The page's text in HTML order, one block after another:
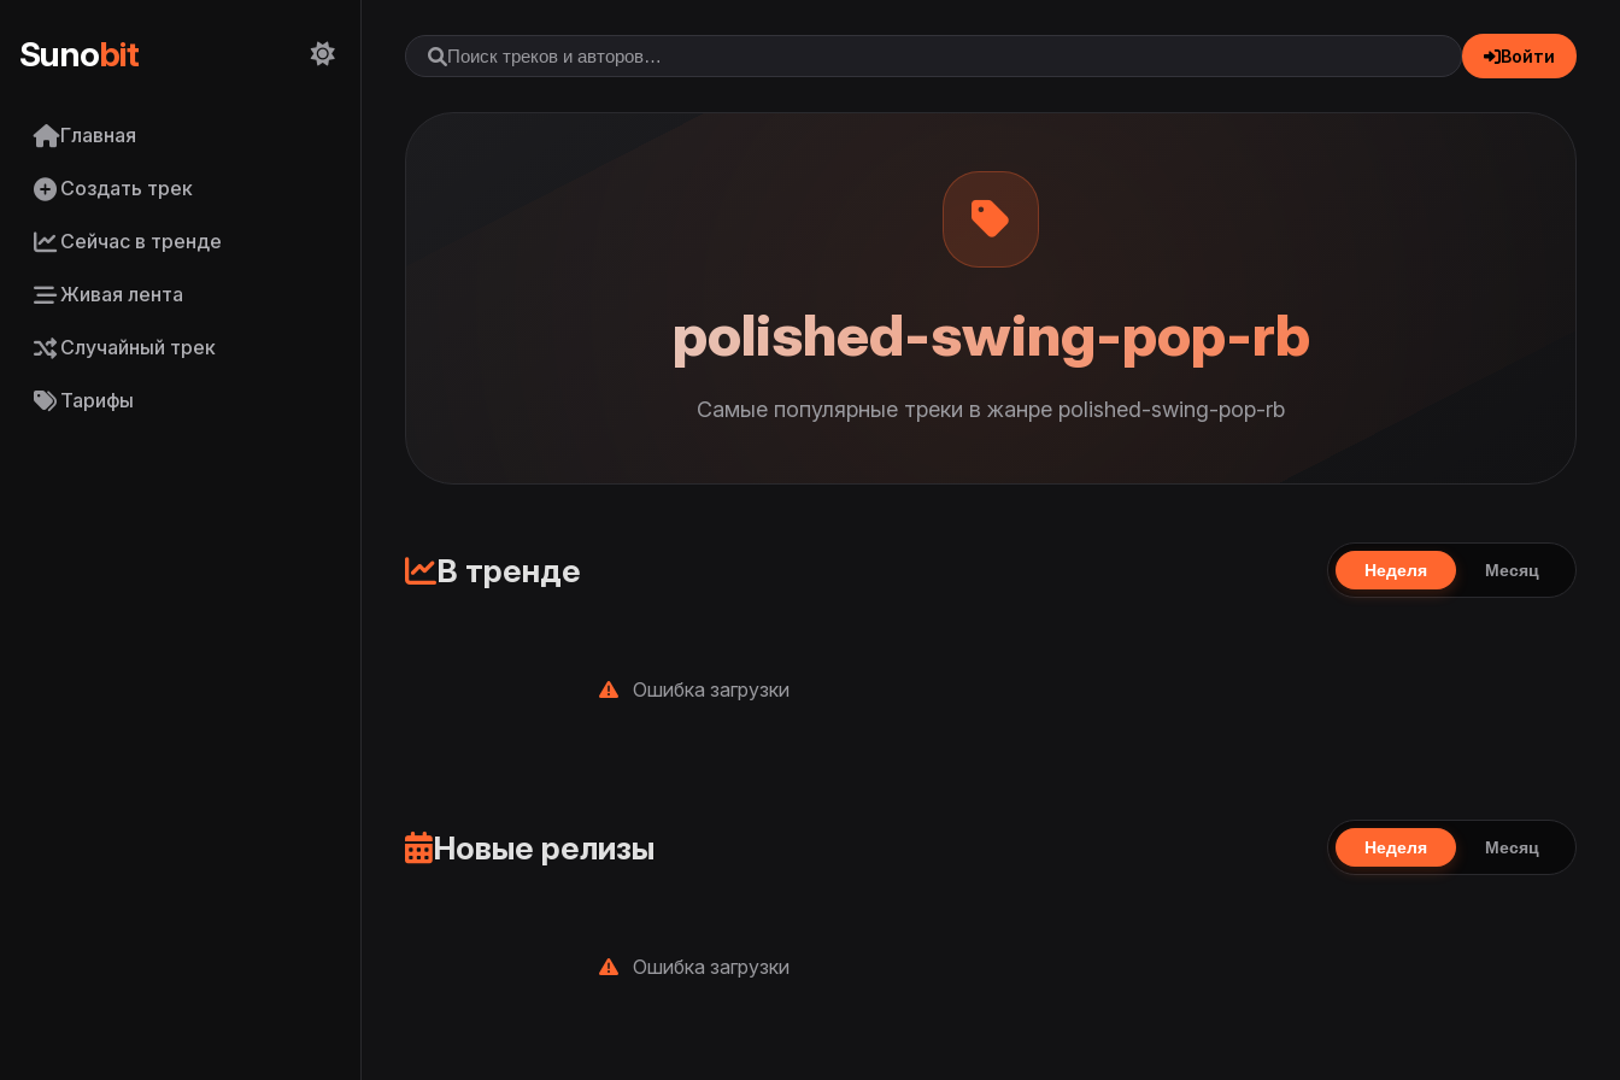
Sunobit
Главная
Создать трек
Сейчас в тренде
Живая лента
Случайный трек
Тарифы
Войти
polished-swing-pop-rb
Самые популярные треки в жанре polished-swing-pop-rb
В тренде Неделя Месяц
Ошибка загрузки
Новые релизы Неделя Месяц
Ошибка загрузки